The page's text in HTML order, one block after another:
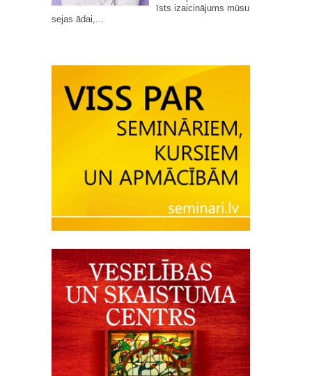
īsts izaicinājums mūsu
sejas ādai,...